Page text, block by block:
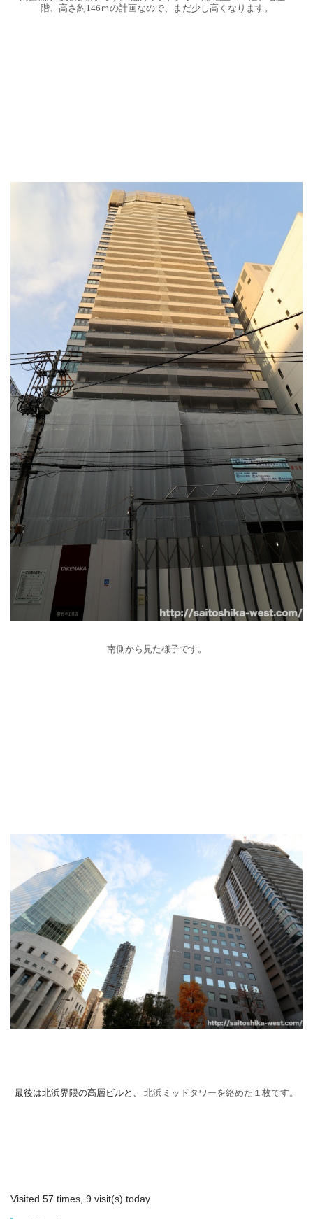
階、高さ約146ｍの計画なので、まだ少し高くなります。
南側から見た様子です。
最後は北浜界隈の高層ビルと、 北浜ミッドタワーを絡めた１枚です。
Visited 57 times, 9 visit(s) today